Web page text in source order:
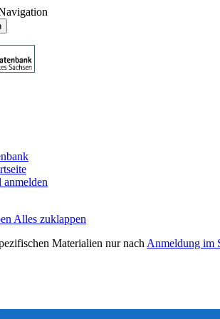
Alles zuklappen
Materialien nur nach Anmeldung im